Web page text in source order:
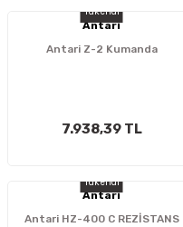
Tükendi
Antari
Antari Z-2 Kumanda
7.938,39 TL
Tükendi
Antari
Antari HZ-400 C REZİSTANS